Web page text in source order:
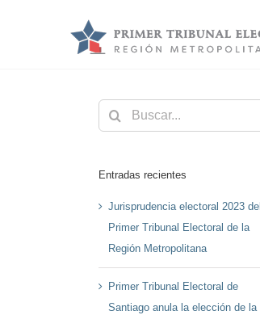
Buscar:
Entradas recientes
Jurisprudencia electoral 2023 del
Primer Tribunal Electoral de la
Región Metropolitana
Primer Tribunal Electoral de
Santiago anula la elección de la